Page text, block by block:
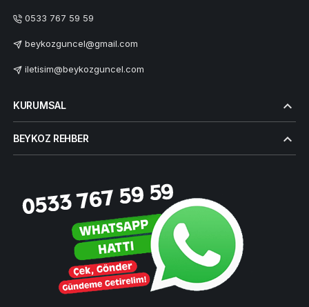
0533 767 59 59
beykozguncel@gmail.com
iletisim@beykozguncel.com
KURUMSAL
BEYKOZ REHBER